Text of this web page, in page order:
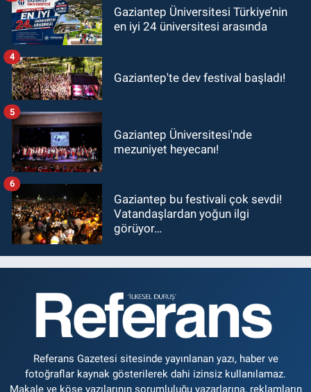
Gaziantep Üniversitesi Türkiye’nin
en iyi 24 üniversitesi arasında
Gaziantep'te dev festival başladı!
4
Gaziantep Üniversitesi'nde
mezuniyet heyecanı!
5
Gaziantep bu festivali çok sevdi!
Vatandaşlardan yoğun ilgi
görüyor…
6
Referans Gazetesi sitesinde yayınlanan yazı, haber ve
fotoğraflar kaynak gösterilerek dahi izinsiz kullanılamaz.
Makale ve köşe yazılarının sorumluluğu yazarlarına, reklamların